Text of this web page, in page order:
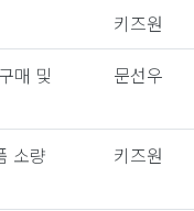
키즈원
매 및
문선우
소량
키즈원